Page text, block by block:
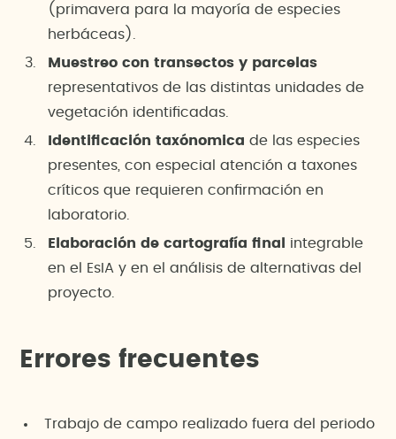
(primavera para la mayoría de especies
herbáceas).
Muestreo con transectos y parcelas
representativos de las distintas unidades de
vegetación identificadas.
Identificación taxónomica de las especies
presentes, con especial atención a taxones
críticos que requieren confirmación en
laboratorio.
Elaboración de cartografía final
integrable
en el EsIA y en el análisis de alternativas del
proyecto.
Errores frecuentes
Trabajo de campo realizado fuera del periodo